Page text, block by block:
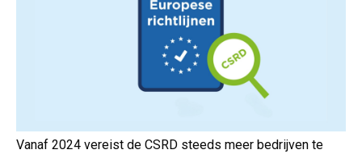
Vanaf 2024 vereist de CSRD steeds meer bedrijven te